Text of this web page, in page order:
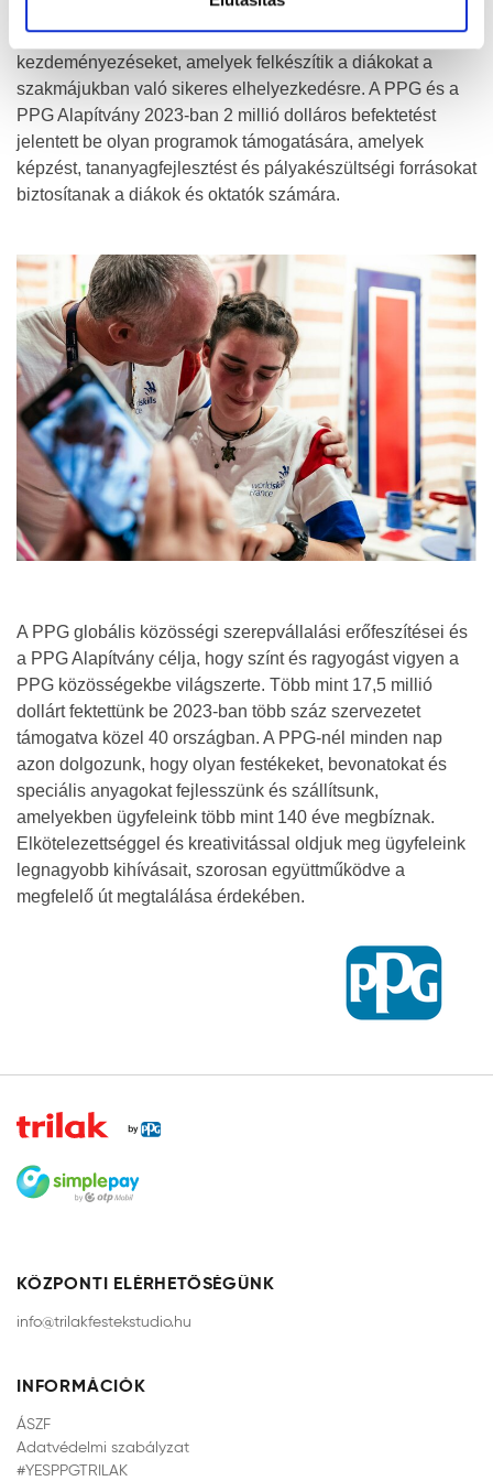
globális elkötelezettségének, melynek célja, hogy
támogassa az olyan oktatási és munkaerő-fejlesztési
kezdeményezéseket, amelyek felkészítik a diákokat a
szakmájukban való sikeres elhelyezkedésre. A PPG és a
PPG Alapítvány 2023-ban 2 millió dolláros befektetést
jelentett be olyan programok támogatására, amelyek
képzést, tananyagfejlesztést és pályakészültségi forrásokat
biztosítanak a diákok és oktatók számára.
A PPG globális közösségi szerepvállalási erőfeszítései és
a PPG Alapítvány célja, hogy színt és ragyogást vigyen a
PPG közösségekbe világszerte. Több mint 17,5 millió
dollárt fektettünk be 2023-ban több száz szervezetet
támogatva közel 40 országban. A PPG-nél minden nap
azon dolgozunk, hogy olyan festékeket, bevonatokat és
speciális anyagokat fejlesszünk és szállítsunk,
amelyekben ügyfeleink több mint 140 éve megbíznak.
Elkötelezettséggel és kreativitással oldjuk meg ügyfeleink
legnagyobb kihívásait, szorosan együttműködve a
megfelelő út megtalálása érdekében.
KÖZPONTI ELÉRHETŐSÉGÜNK
info@trilakfestekstudio.hu
INFORMÁCIÓK
ÁSZF
Adatvédelmi szabályzat
#YESPPGTRILAK